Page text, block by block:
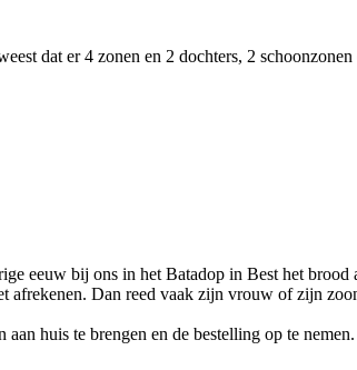
dat er 4 zonen en 2 dochters, 2
eeuw bij ons in het Batadop in Best het
afrekenen. Dan reed vaak zijn vrouw of zijn
huis te brengen en de bestelling op te